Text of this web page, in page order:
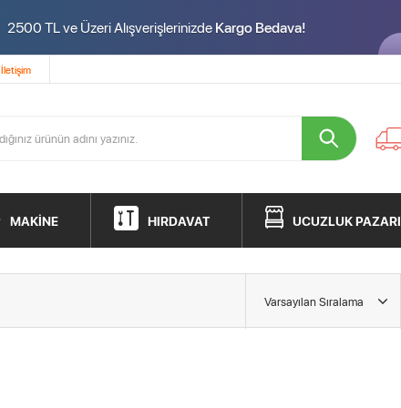
2500 TL ve Üzeri AlışverişlerinizdeKargo Bedava!
İletişim
MAKİNE HIRDAVAT UCUZLUK PAZARI